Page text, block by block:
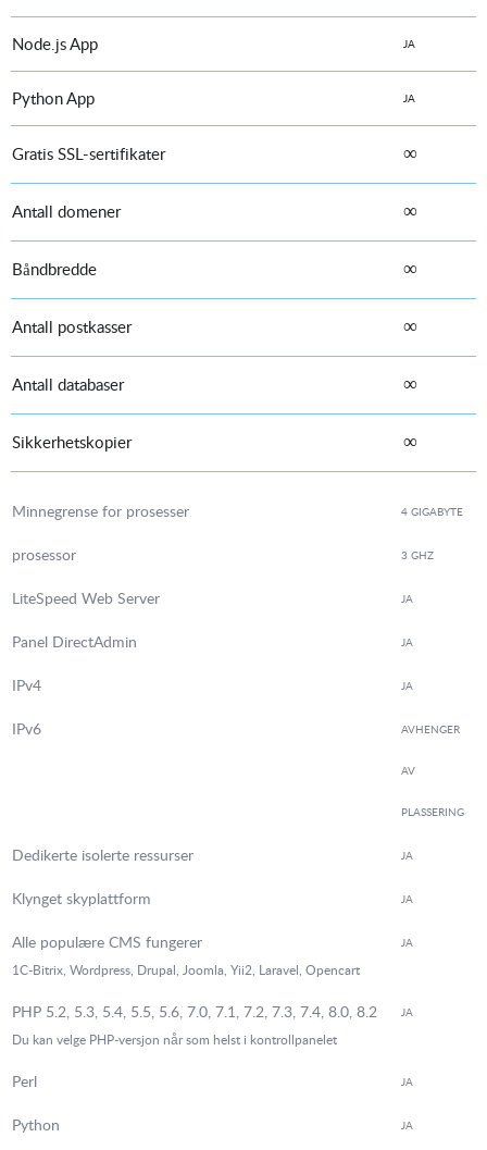
Node.js App JA
Python App JA
Gratis SSL-sertifikater ∞
Antall domener ∞
Båndbredde ∞
Antall postkasser ∞
Antall databaser ∞
Sikkerhetskopier ∞
Minnegrense for prosesser 4 GIGABYTE
prosessor 3 GHZ
LiteSpeed Web Server JA
Panel DirectAdmin JA
IPv4 JA
IPv6 AVHENGER
AV
PLASSERING
Dedikerte isolerte ressurser JA
Klynget skyplattform JA
Alle populære CMS fungerer
1C-Bitrix, Wordpress, Drupal, Joomla, Yii2, Laravel, Opencart
JA
PHP 5.2, 5.3, 5.4, 5.5, 5.6, 7.0, 7.1, 7.2, 7.3, 7.4, 8.0, 8.2
Du kan velge PHP-versjon når som helst i kontrollpanelet
JA
Perl JA
Python JA